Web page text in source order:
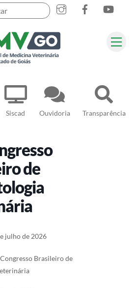
Siscad Ouvidoria Transparência
de
julho de 2026
Congresso Brasileiro de